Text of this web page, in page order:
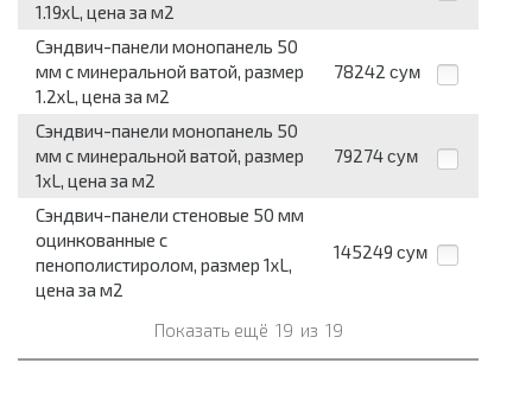
1.19хL, цена за м2
Сэндвич-панели монопанель 50
мм с минеральной ватой, размер
1.2хL, цена за м2
78242 сум
Сэндвич-панели монопанель 50
мм с минеральной ватой, размер
1хL, цена за м2
79274 сум
Сэндвич-панели стеновые 50 мм
оцинкованные с
пенополистиролом, размер 1хL,
цена за м2
145249 сум
Показать ещё 19 из 19